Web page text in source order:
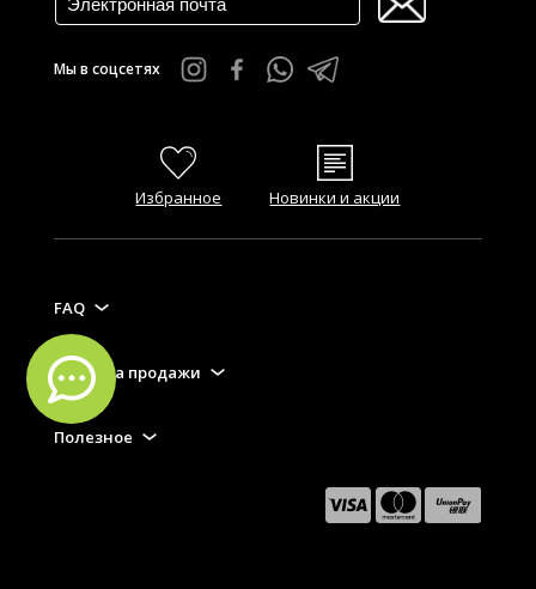
Мы в соцсетях
Избранное Новинки и акции
FAQ
Правила продажи
Полезное